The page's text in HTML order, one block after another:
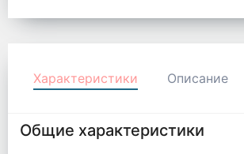
Характеристики Описание
Общие характеристики